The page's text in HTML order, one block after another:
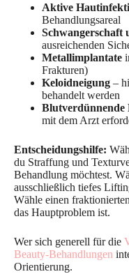
Aktive
Behandlungsareal
Schwangerschaft
ausreichenden
Metallimplantate
Frakturen)
Keloidneigung –
behandelt werden
Blutverdünnende
mit dem Arzt
Entscheidungshilfe:
du Straffung und
Behandlung möchtest.
ausschließlich tiefes
Wähle einen
das Hauptproblem ist.
Wer sich generell für die
Beauty-Behandlungen
Orientierung.